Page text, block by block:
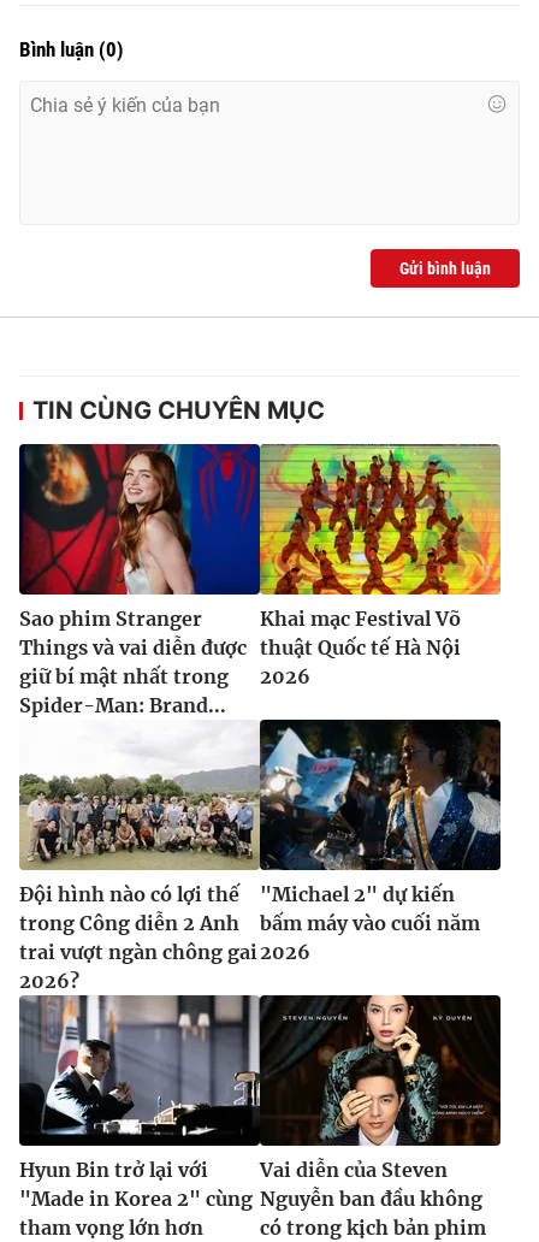
Bình luận (0)
Gửi bình luận
TIN CÙNG CHUYÊN MỤC
Sao phim Stranger
Things và vai diễn được
giữ bí mật nhất trong
Spider-Man: Brand...
Khai mạc Festival Võ
thuật Quốc tế Hà Nội
2026
Đội hình nào có lợi thế
trong Công diễn 2 Anh
trai vượt ngàn chông gai
2026?
"Michael 2" dự kiến
bấm máy vào cuối năm
2026
Hyun Bin trở lại với
"Made in Korea 2" cùng
tham vọng lớn hơn
Vai diễn của Steven
Nguyễn ban đầu không
có trong kịch bản phim